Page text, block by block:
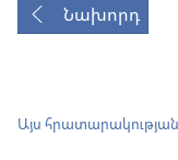
Նախորդ
Այս